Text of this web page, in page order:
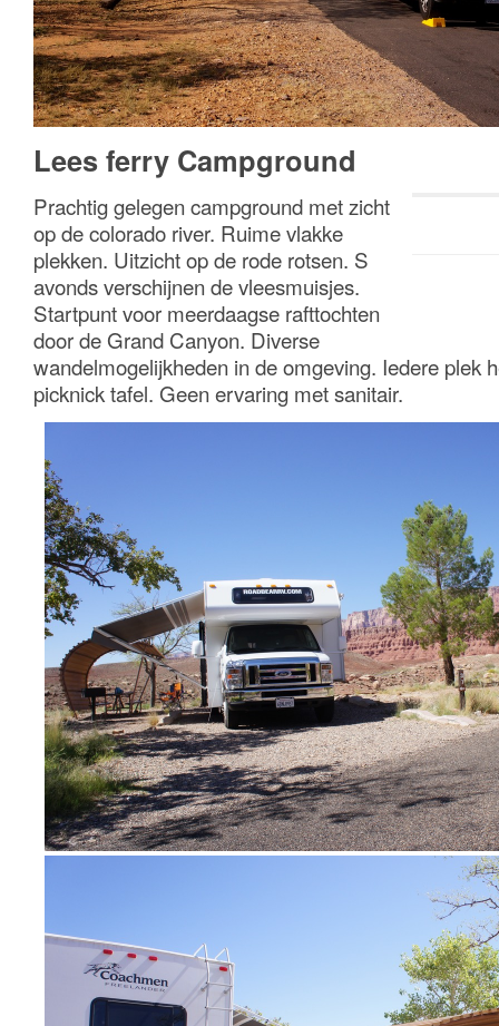
Lees ferry Campground
Prachtig gelegen campground met zicht
op de colorado river. Ruime vlakke
plekken. Uitzicht op de rode rotsen. S
avonds verschijnen de vleesmuisjes.
Startpunt voor meerdaagse rafttochten
door de Grand Canyon. Diverse
wandelmogelijkheden in de omgeving. Iedere plek
picknick tafel. Geen ervaring met sanitair.